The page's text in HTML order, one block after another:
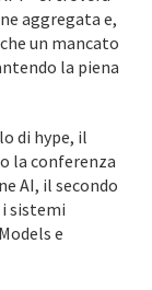
aggregata e,
un mancato
la piena
di hype, il
la conferenza
AI, il secondo
sistemi
e